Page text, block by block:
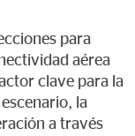
para
aérea
clave para la
la
a través